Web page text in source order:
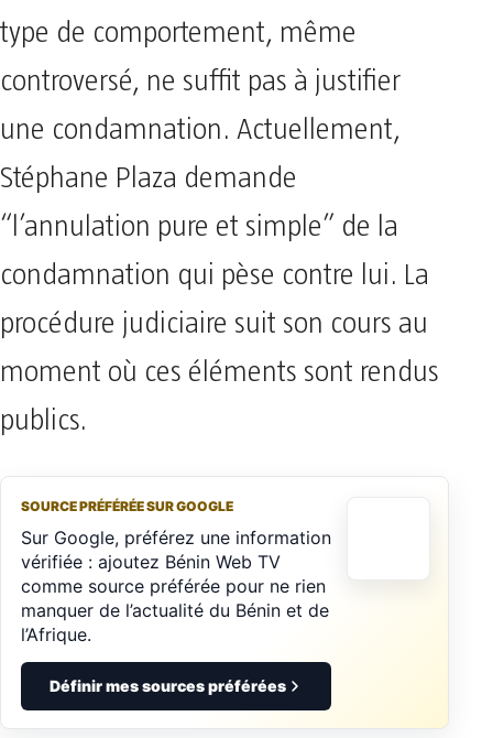
type de comportement, même
controversé, ne suffit pas à justifier
une condamnation. Actuellement,
Stéphane Plaza demande
“l’annulation pure et simple” de la
condamnation qui pèse contre lui. La
procédure judiciaire suit son cours au
moment où ces éléments sont rendus
publics.
SOURCE PRÉFÉRÉE SUR GOOGLE
Sur Google, préférez une information
vérifiée : ajoutez Bénin Web TV
comme source préférée pour ne rien
manquer de l’actualité du Bénin et de
l’Afrique.
Définir mes sources préférées